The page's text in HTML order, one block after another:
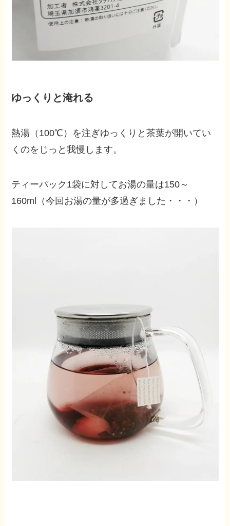
ゆっくりと淹れる
熱湯（100℃）を注ぎゆっくりと茶葉が開いてい
くのをじっと我慢します。
ティーパック1袋に対してお湯の量は150～
160ml（今回お湯の量が多過ぎました・・・）